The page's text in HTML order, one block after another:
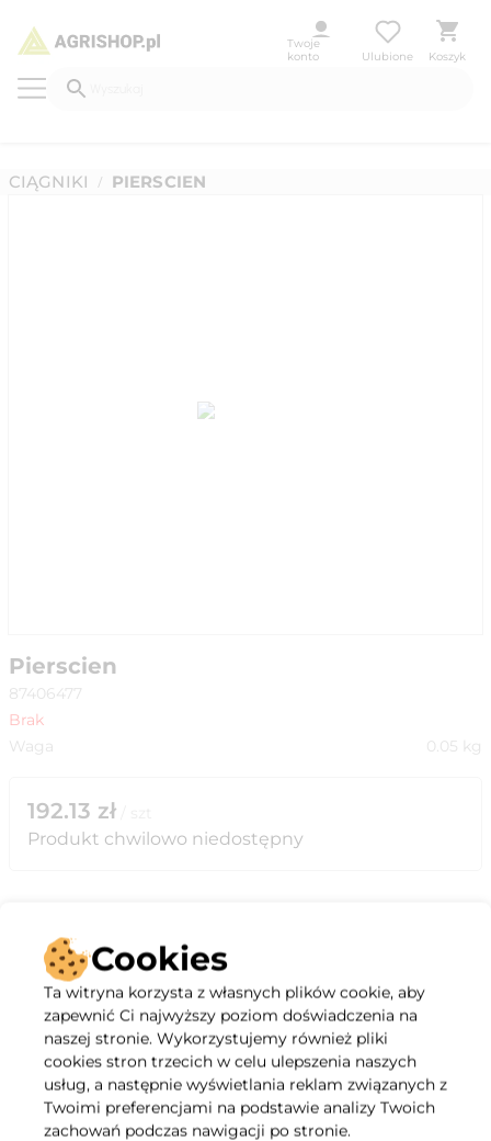
Twoje
konto
Ulubione Koszyk
CIĄGNIKI / PIERSCIEN
Pierscien
87406477
Brak
Waga
0.05 kg
192.13 zł
Produkt chwilowo niedostępny
Opis
Specyfikacja
Polecane
Cookies
Ta witryna korzysta z własnych plików cookie, aby
zapewnić Ci najwyższy poziom doświadczenia na
naszej stronie. Wykorzystujemy również pliki
cookies stron trzecich w celu ulepszenia naszych
usług, a następnie wyświetlania reklam związanych z
Twoimi preferencjami na podstawie analizy Twoich
zachowań podczas nawigacji po stronie.